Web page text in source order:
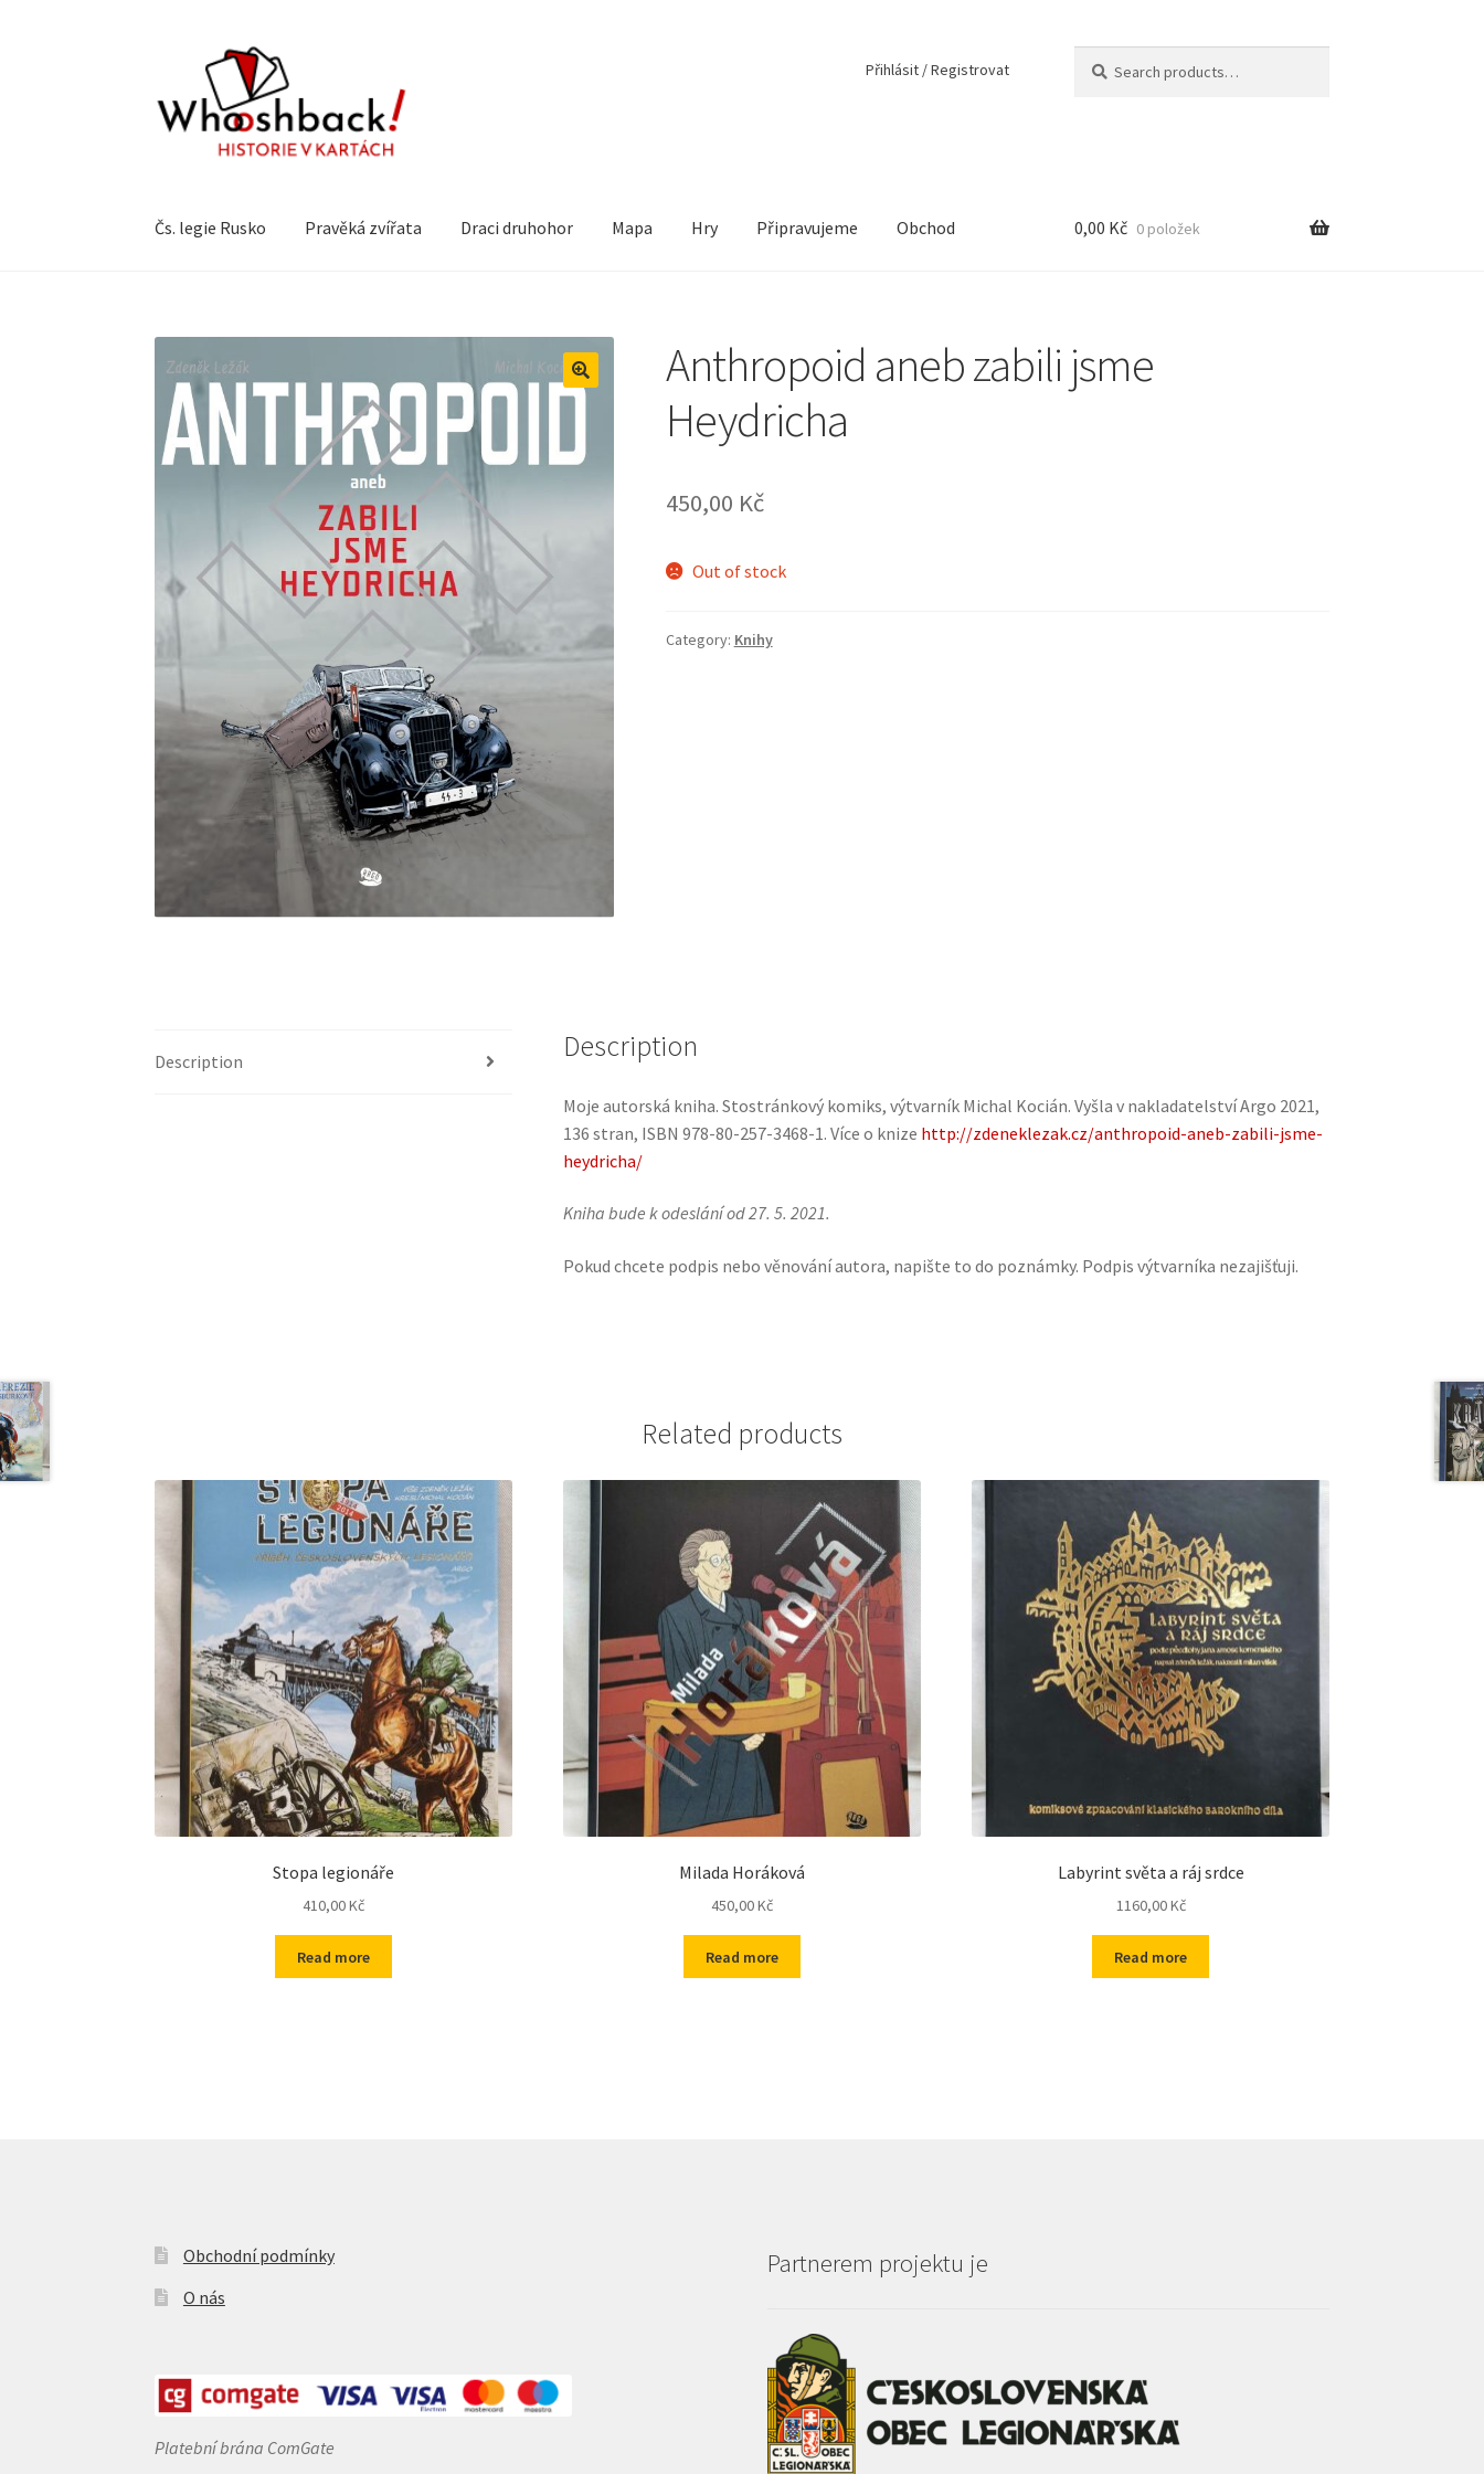
Přeskočit
navigaci
obsahu
Přihlásit / Registrovat
for:
Čs. legie Rusko Pravěká zvířata Draci druhohor Mapa Hry Připravujeme Obchod 0,00 Kč 0 položek
🔍
Anthropoid aneb zabili jsme
Heydricha
450,00 Kč
Out of stock
Category: Knihy
Description Description
Moje autorská kniha. Stostránkový komiks, výtvarník Michal Kocián. Vyšla v nakladatelství Argo 2021,
136 stran, ISBN 978-80-257-3468-1. Více o knize http://zdeneklezak.cz/anthropoid-aneb-zabili-jsme-
heydricha/
Kniha bude k odeslání od 27. 5. 2021.
Pokud chcete podpis nebo věnování autora, napište to do poznámky. Podpis výtvarníka nezajišťuji.
Related products
Stopa legionáře
410,00Kč
Read more
Milada Horáková
450,00Kč
Read more
Labyrint světa a ráj srdce
1160,00Kč
Read more
Obchodní podmínky
O nás
Platební brána ComGate
Partnerem projektu je